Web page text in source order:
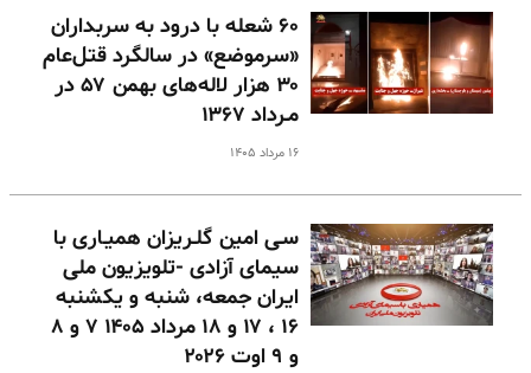
۶۰ شعله با درود به سربداران
«سرموضع» در سالگرد قتل‌عام
۳۰ هزار لاله‌های بهمن ۵۷ در
مـرداد ۱۳۶۷
۱۶ مرداد ۱۴۰۵
سـی امین گلـریزان همیـاری با
سیمای آزادی -تلویزیون ملی
ایران جمعه، شنبه و یکشنبه
۱۶ ، ۱۷ و ۱۸ مرداد ۱۴۰۵ ۷ و ۸
و ۹ اوت ۲۰۲۶